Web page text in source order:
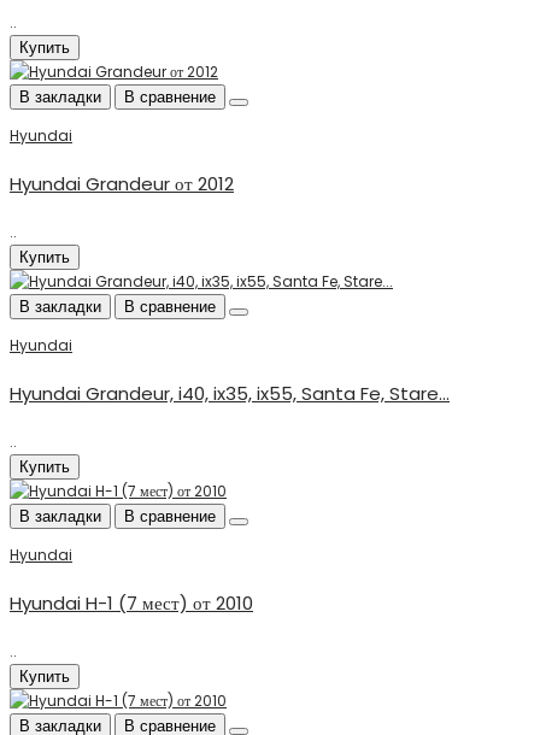
..
Купить
В закладки В сравнение
Hyundai
Hyundai Grandeur от 2012
..
Купить
В закладки В сравнение
Hyundai
Hyundai Grandeur, i40, ix35, ix55, Santa Fe, Stare...
..
Купить
В закладки В сравнение
Hyundai
Hyundai H-1 (7 мест) от 2010
..
Купить
В закладки В сравнение